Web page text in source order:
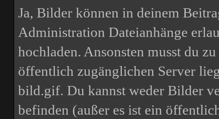
Ja, Bilder können in deinem
Administration Dateianhänge
hochladen. Ansonsten musst du
öffentlich zugänglichen Server
bild.gif. Du kannst weder Bilder
befinden (außer es ist ein